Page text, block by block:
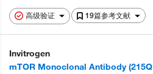
高级验证 19篇参考文献
Invitrogen
mTOR Monoclonal Antibody